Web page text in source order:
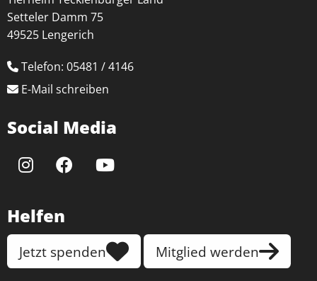
Setteler Damm 75
49525 Lengerich
Telefon: 05481 / 4146
E-Mail schreiben
Social Media
Helfen
Jetzt spenden Mitglied werden
OpenStreetMap
Anbieter:
Name:
Anbieter:
Zweck:
Cookie Laufzeit:
6 Monate, 13 Monate